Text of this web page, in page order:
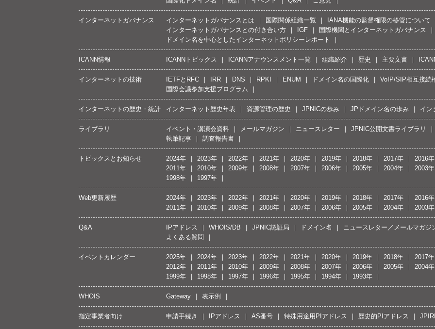
インターネットガバナンス インターネットガバナンスとは 国際関係組織一覧
IANA機能の監督権限の移管について
インターネットガバナンスとの付き合い方
IGF
国際機関とインターネットガバナンス
ドメイン名を中心としたインターネットポリシーレポート
ICANN情報 ICANNトピックス ICANNアナウンスメント一覧 組織紹介 歴史 主要文書
インターネットの技術 IETFとRFC IRR DNS RPKI ENUM ドメイン名の国際化
VoIP/SIP相互接続
国際会議参加支援プログラム
インターネットの歴史・統計 インターネット歴史年表 資源管理の歴史 JPNICの歩み JPドメイン名の歩み イン
ライブラリ イベント・講演会資料 メールマガジン ニュースレター
JPNIC公開文書ライブラリ
執筆記事
調査報告書
トピックスとお知らせ 2024年 2023年 2022年 2021年 2020年 2019年 2018年 2017年
2016年
2011年
2010年 2009年 2008年 2007年 2006年 2005年 2004年
2003年
1998年
1997年
Web更新履歴 2024年 2023年 2022年 2021年 2020年 2019年 2018年 2017年
2016年
2011年
2010年 2009年 2008年 2007年 2006年 2005年 2004年 2003年
Q&A IPアドレス WHOIS/DB JPNIC認証局 ドメイン名
ニュースレター／メールマガジ
よくある質問
イベントカレンダー 2025年 2024年 2023年 2022年 2021年 2020年 2019年 2018年
2017年
2012年
2011年 2010年 2009年 2008年 2007年 2006年 2005年
2004年
1999年
1998年 1997年 1996年 1995年 1994年 1993年
WHOIS Gateway 表示例
指定事業者向け 申請手続き IPアドレス AS番号 特殊用途用PIアドレス 歴史的PIアドレス